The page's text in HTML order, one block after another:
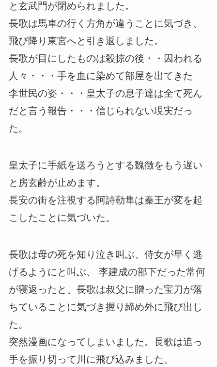
と玄武門が閉められました。
長歌は馬車の行く方角が違うことに気づき、
飛び降り東宮へと引き返しました。
長歌が目にしたものは殺掠の後・・囚われる
人々・・・手を血に染めて部屋を出てきた
李世民の姿・・・皇太子の息子達は全て死ん
だと言う報告・・・信じられない現実だっ
た。
皇太子に手紙を送ろうとする魏徴をもう遅い
と房玄齢が止めます。
長安の街を注視する阿詩勒隼は秦王が変を起
こしたことに気づいた。
長歌は母の死を知り泣き叫ぶ、侍女が早く逃
げるようにと叫ぶ、 李建成の部下だった常何
が寝返ったと。長歌は叔父に贈った宝刀が落
ちていることに気づき握り締め外に飛び出し
た。
突然漫画になってしまいました。長歌は追っ
手を振り切って川に飛び込みました。